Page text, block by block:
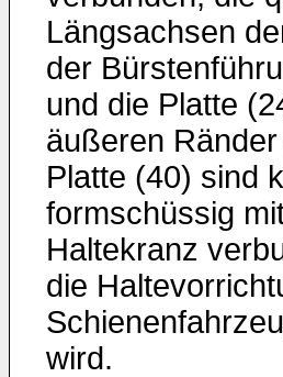
Längsachsen
der
und die Platte
äußeren
Platte (40) sind
formschüssig
Haltekranz
die
wird.